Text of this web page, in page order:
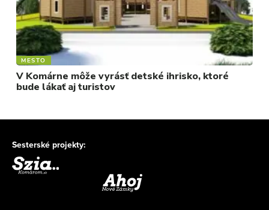
MESTO
V Komárne môže vyrásť detské ihrisko, ktoré
bude lákať aj turistov
Sesterské projekty: